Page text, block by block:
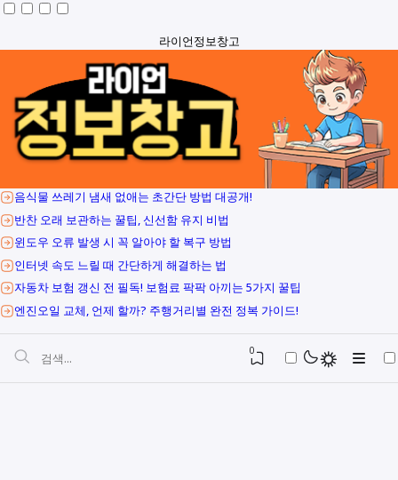
라이언정보창고
음식물 쓰레기 냄새 없애는 초간단 방법 대공개!
반찬 오래 보관하는 꿀팁, 신선함 유지 비법
윈도우 오류 발생 시 꼭 알아야 할 복구 방법
인터넷 속도 느릴 때 간단하게 해결하는 법
자동차 보험 갱신 전 필독! 보험료 팍팍 아끼는 5가지 꿀팁
엔진오일 교체, 언제 할까? 주행거리별 완전 정복 가이드!
0